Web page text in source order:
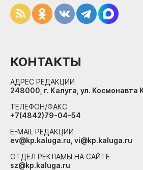
КОНТАКТЫ
АДРЕС РЕДАКЦИИ
248000, г. Калуга, ул. Космонавта
ТЕЛЕФОН/ФАКС
+7(4842)79-04-54
E-MAIL РЕДАКЦИИ
ev@kp.kaluga.ru, vi@kp.kaluga.ru
ОТДЕЛ РЕКЛАМЫ НА САЙТЕ
sz@kp.kaluga.ru